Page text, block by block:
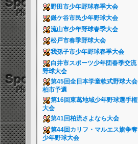
野田市少年野球春季大会
鎌ケ谷市民少年野球大会
流山市少年野球春季大会
松戸市春季野球大会
我孫子市少年野球春季大会
白井市スポーツ少年団春季交流
野球大会
第45回全日本学童軟式野球大会
柏市予選
第16回東葛地域少年野球選手権
大会
第41回柏流さよなら大会
第44回カリフ・マルエス旗争奪
少年野球大会